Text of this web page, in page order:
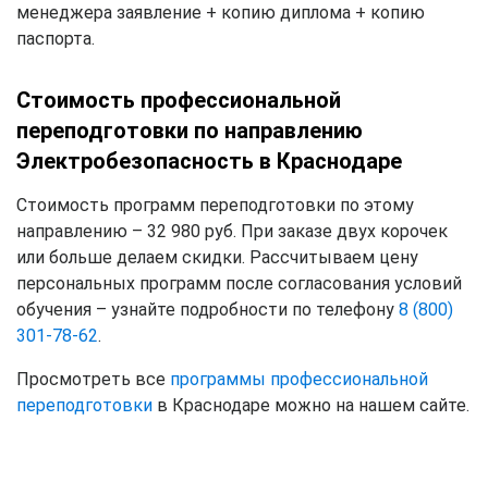
менеджера заявление + копию диплома + копию
паспорта.
Стоимость профессиональной
переподготовки по направлению
Электробезопасность в Краснодаре
Стоимость программ переподготовки по этому
направлению – 32 980 руб. При заказе двух корочек
или больше делаем скидки. Рассчитываем цену
персональных программ после согласования условий
обучения – узнайте подробности по телефону 8 (800)
301-78-62.
Просмотреть все программы профессиональной
переподготовки в Краснодаре можно на нашем сайте.